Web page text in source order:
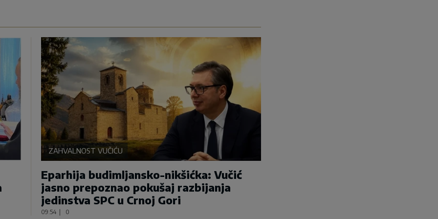
ZAHVALNOST VUČIĆU
Eparhija budimljansko-nikšićka: Vučić
jasno prepoznao pokušaj razbijanja
jedinstva SPC u Crnoj Gori
09:54 | 0